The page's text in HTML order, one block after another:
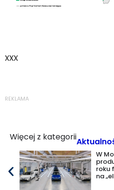
11/02/2025
xxx
REKLAMA
Więcej z kategorii
W
roku
na